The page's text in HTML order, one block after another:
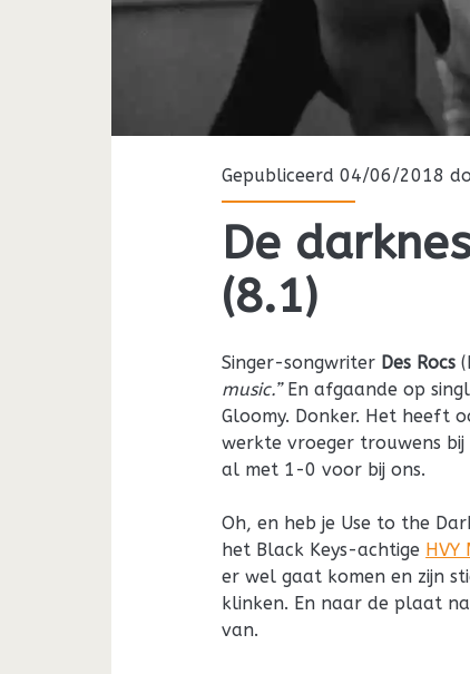
Gepubliceerd 04/06/2018
De
(8.1)
Singer-songwriter Des Rocs
music.”En afgaande op
Gloomy. Donker. Het heeft
werkte vroeger trouwens bij
al met 1-0 voor bij ons.
Oh, en heb je Use to the
het Black Keys-achtige HVY
er wel gaat komen en zijn
klinken. En naar de plaat
van.